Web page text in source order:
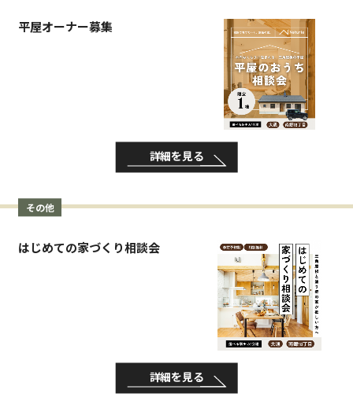
平屋オーナー募集
詳細を見る
その他
はじめての家づくり相談会
詳細を見る